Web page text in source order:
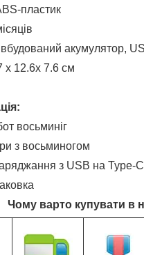
пластик
акумулятор,
x 12.6x 7.6 см
восьминіг
з восьминогом
з USB на Type-C
Чому варто купувати в